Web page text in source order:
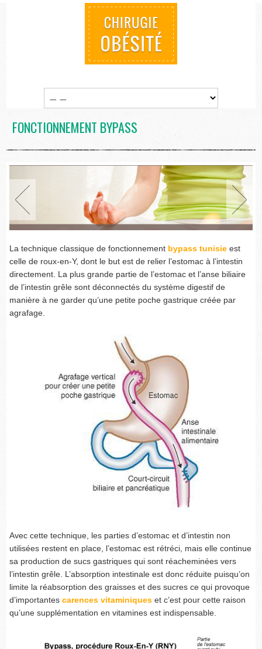
FONCTIONNEMENT BYPASS
La technique classique de fonctionnement bypass tunisieest
celle de roux-en-Y, dont le but est de relier l’estomac à l’intestin
directement. La plus grande partie de l’estomac et l’anse biliaire
de l’intestin grêle sont déconnectés du système digestif de
manière à ne garder qu’une petite poche gastrique créée par
agrafage.
Avec cette technique, les parties d’estomac et d’intestin non
utilisées restent en place, l’estomac est rétréci, mais elle continue
sa production de sucs gastriques qui sont réacheminées vers
l’intestin grêle. L’absorption intestinale est donc réduite puisqu’on
limite la réabsorption des graisses et des sucres ce qui provoque
d’importantescarences vitaminiques et c’est pour cette raison
qu’une supplémentation en vitamines est indispensable.